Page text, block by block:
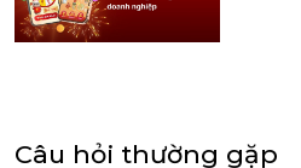
Câu hỏi thường gặp